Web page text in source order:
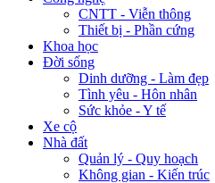
CNTT - Viễn thông
Thiết bị - Phần cứng
Khoa học
Đời sống
Dinh dưỡng - Làm đẹp
Tình yêu - Hôn nhân
Sức khỏe - Y tế
Xe cộ
Nhà đất
Quản lý - Quy hoạch
Không gian - Kiến trúc